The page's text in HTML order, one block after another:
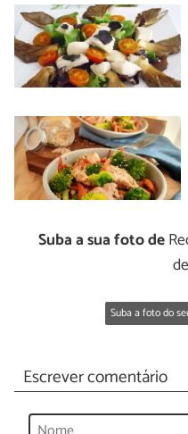
Suba a sua foto de
Suba a foto do
Escrever comentário